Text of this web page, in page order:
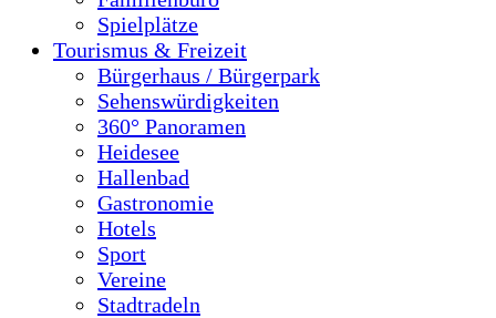
Spielplätze
Tourismus & Freizeit
Bürgerhaus / Bürgerpark
Sehenswürdigkeiten
360° Panoramen
Heidesee
Hallenbad
Gastronomie
Hotels
Sport
Vereine
Stadtradeln